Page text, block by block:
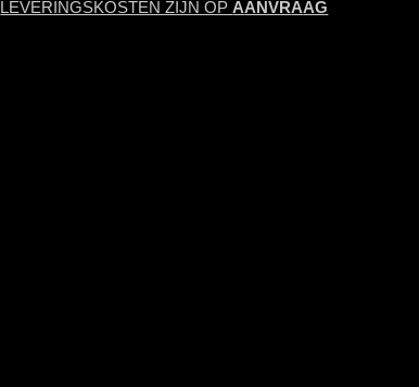
LEVERINGSKOSTEN ZIJN OPAANVRAAG